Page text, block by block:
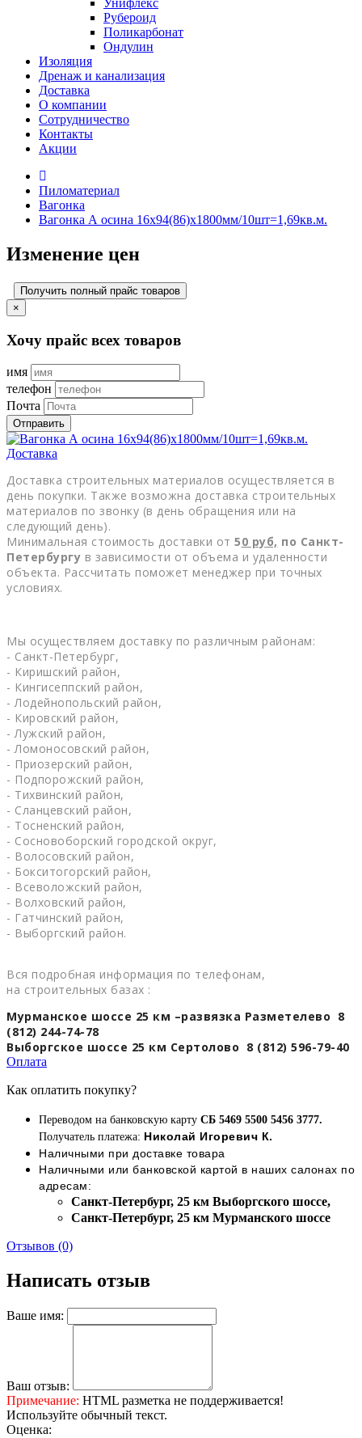
Унифлекс
Рубероид
Поликарбонат
Ондулин
Изоляция
Дренаж и канализация
Доставка
О компании
Cотрудничество
Контакты
Акции
Пиломатериал
Вагонка
Вагонка А осина 16х94(86)х1800мм/10шт=1,69кв.м.
Изменение цен
Получить полный прайс товаров
×
Хочу прайс всех товаров
имя
телефон
Почта
Отправить
Доставка
Доставка строительных материалов осуществляется в
день покупки. Также возможна доставка строительных
материалов по звонку (в день обращения или на
следующий день).
Минимальная стоимость доставки от 50 руб, по Санкт-
Петербургу в зависимости от объема и удаленности
объекта. Рассчитать поможет менеджер при точных
условиях.
Мы осуществляем доставку по различным районам:
- Санкт-Петербург,
- Киришский район,
- Кингисеппский район,
- Лодейнопольский район,
- Кировский район,
- Лужский район,
- Ломоносовский район,
- Приозерский район,
- Подпорожский район,
- Тихвинский район,
- Сланцевский район,
- Тосненский район,
- Сосновоборский городской округ,
- Волосовский район,
- Бокситогорский район,
- Всеволожский район,
- Волховский район,
- Гатчинский район,
- Выборгский район.
Вся подробная информация по телефонам,
на строительных базах :
Мурманское шоссе 25 км –развязка Разметелево 8
(812) 244-74-78
Выборгское шоссе 25 км Сертолово 8 (812) 596-79-40
Оплата
Как оплатить покупку?
Переводом на банковскую карту СБ 5469 5500 5456 3777.
Получатель платежа: Николай Игоревич К.
Наличными при доставке товара
Наличными или банковской картой в наших салонах по
адресам:
Cанкт-Петербург, 25 км Выборгского шоссе,
Cанкт-Петербург, 25 км Мурманского шоссе
Отзывов (0)
Написать отзыв
Ваше имя:
Ваш отзыв:
Примечание: HTML разметка не поддерживается!
Используйте обычный текст.
Оценка: